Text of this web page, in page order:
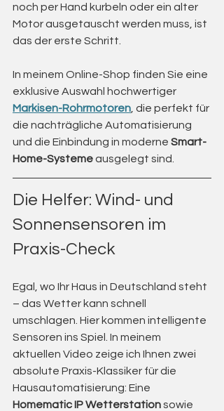
noch per Hand kurbeln oder ein alter
Motor ausgetauscht werden muss, ist
das der erste Schritt.
In meinem Online-Shop finden Sie eine
exklusive Auswahl hochwertiger
Markisen-Rohrmotoren , die perfekt für
die nachträgliche Automatisierung
und die Einbindung in moderne Smart-
Home-Systeme ausgelegt sind.
Die Helfer: Wind- und
Sonnensensoren im
Praxis-Check
Egal, wo Ihr Haus in Deutschland steht
– das Wetter kann schnell
umschlagen. Hier kommen intelligente
Sensoren ins Spiel. In meinem
aktuellen Video zeige ich Ihnen zwei
absolute Praxis-Klassiker für die
Hausautomatisierung: Eine
Homematic IP Wetterstation sowie